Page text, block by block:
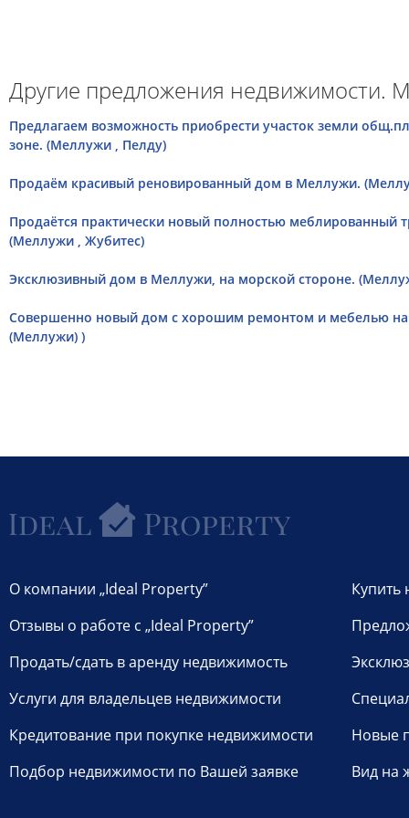
Другие предложения недвижимости.
Предлагаем возможность приобрести участок земли
зоне. (Меллужи , Пелду)
Продаём красивый реновированный дом в Меллужи.
Продаётся практически новый полностью меблированный
(Меллужи , Жубитес)
Эксклюзивный дом в Меллужи, на морской стороне.
Совершенно новый дом с хорошим ремонтом и мебелью
(Меллужи) )
О компании „Ideal Property”
Отзывы о работе с „Ideal Property”
Продать/сдать в аренду недвижимость
Услуги для владельцев недвижимости
Кредитование при покупке недвижимости
Подбор недвижимости по Вашей заявке
Купить
Новые
Вид на